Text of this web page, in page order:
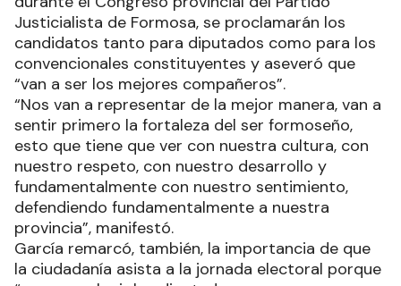
Justicialista de Formosa, se proclamarán los
candidatos tanto para diputados como para los
convencionales constituyentes y aseveró que
“van a ser los mejores compañeros”.
“Nos van a representar de la mejor manera, van a
sentir primero la fortaleza del ser formoseño,
esto que tiene que ver con nuestra cultura, con
nuestro respeto, con nuestro desarrollo y
fundamentalmente con nuestro sentimiento,
defendiendo fundamentalmente a nuestra
provincia”, manifestó.
García remarcó, también, la importancia de que
la ciudadanía asista a la jornada electoral porque